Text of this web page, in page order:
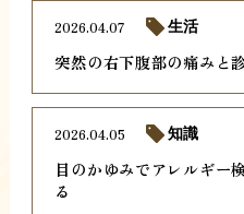
突然の右下腹部の痛みと
2026.04.07 生活
目のかゆみでアレルギー
る
2026.04.05 知識